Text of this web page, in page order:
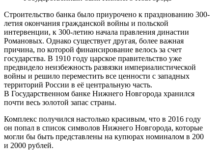
Строительство банка было приурочено к празднованию 300-
летия окончания гражданской войны и польской
интервенции, к 300-летию начала правления династии
Романовых. Однако существует другая, более важная
причина, по которой финансирование велось за счет
государства. В 1910 году царское правительство уже
предвидело неизбежность развязки империалистической
войны и решило переместить все ценности с западных
территорий России в её центральную часть.
В Государственном банке Нижнего Новгорода хранился
почти весь золотой запас страны.
Комплекс получился настолько красивым, что в 2016 году
он попал в список символов Нижнего Новгорода, которые
могли бы быть представлены на купюрах номиналом в 200
и 2000 рублей.